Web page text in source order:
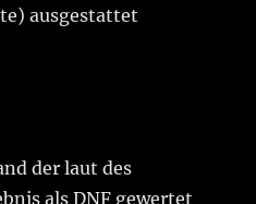
ausgestattet
der laut des
als DNF gewertet